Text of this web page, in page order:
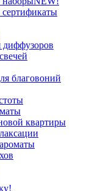
диффузоров
благовоний
квартиры